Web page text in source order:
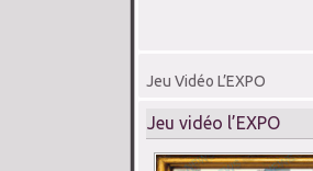
Jeu Vidéo L’EXPO
Jeu vidéo l’EXPO